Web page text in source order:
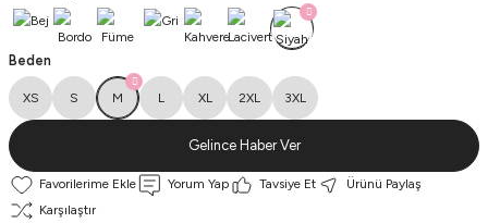
Beden
XS S M L XL 2XL 3XL
Gelince Haber Ver
Yorum Yap Tavsiye Et
Ürünü Paylaş
Karşılaştır